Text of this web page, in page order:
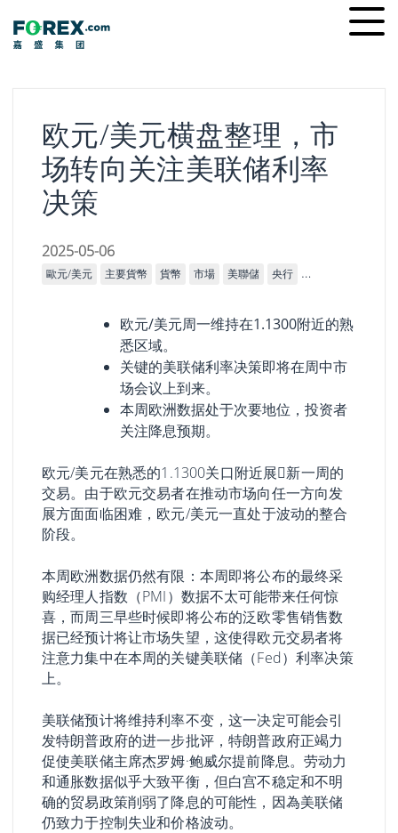
content
欧元/美元横盘整理，市
场转向关注美联储利率
决策
2025-05-06
歐元/美元 主要貨幣 貨幣 市場 美聯儲 央行 宏觀經濟
欧元/美元周一维持在1.1300附近的熟
悉区域。
关键的美联储利率决策即将在周中市
场会议上到来。
本周欧洲数据处于次要地位，投资者
关注降息预期。
欧元/美元在熟悉的1.1300关口附近展𫔭新一周的
交易。由于欧元交易者在推动市场向任一方向发
展方面面临困难，欧元/美元一直处于波动的整合
阶段。
本周欧洲数据仍然有限：本周即将公布的最终采
购经理人指数（PMI）数据不太可能带来任何惊
喜，而周三早些时候即将公布的泛欧零售销售数
据已经预计将让市场失望，这使得欧元交易者将
注意力集中在本周的关键美联储（Fed）利率决策
上。
美联储预计将维持利率不变，这一决定可能会引
发特朗普政府的进一步批评，特朗普政府正竭力
促使美联储主席杰罗姆·鲍威尔提前降息。劳动力
和通胀数据似乎大致平衡，但白宫不稳定和不明
确的贸易政策削弱了降息的可能性，因為美联储
仍致力于控制失业和价格波动。